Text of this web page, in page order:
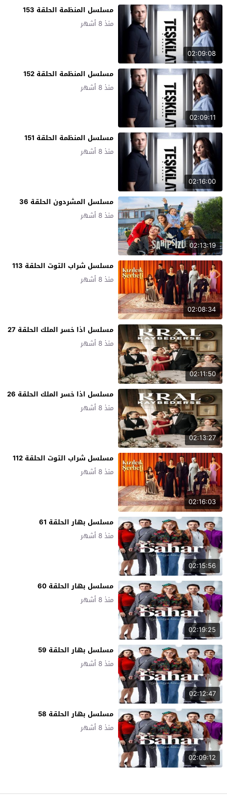
02:09:08
مسلسل المنظمة الحلقة 153
منذ 8 أشهر
02:09:11
مسلسل المنظمة الحلقة 152
منذ 8 أشهر
02:16:00
مسلسل المنظمة الحلقة 151
منذ 8 أشهر
02:13:19
مسلسل المشردون الحلقة 36
منذ 8 أشهر
02:08:34
مسلسل شراب التوت الحلقة 113
منذ 8 أشهر
02:11:50
مسلسل اذا خسر الملك الحلقة 27
منذ 8 أشهر
02:13:27
مسلسل اذا خسر الملك الحلقة 26
منذ 8 أشهر
02:16:03
مسلسل شراب التوت الحلقة 112
منذ 8 أشهر
02:15:56
مسلسل بهار الحلقة 61
منذ 8 أشهر
02:19:25
مسلسل بهار الحلقة 60
منذ 8 أشهر
02:12:47
مسلسل بهار الحلقة 59
منذ 8 أشهر
02:09:12
مسلسل بهار الحلقة 58
منذ 8 أشهر